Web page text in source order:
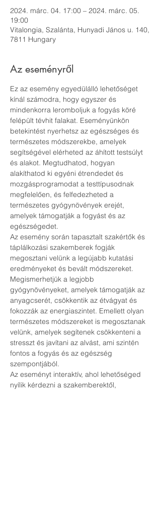
2024. márc. 04. 17:00 – 2024. márc. 05.
19:00
Vitalongia, Szalánta, Hunyadi János u. 140,
7811 Hungary
Az eseményről
Ez az esemény egyedülálló lehetőséget
kínál számodra, hogy egyszer és
mindenkorra leromboljuk a fogyás köré
felépült tévhit falakat. Eseményünkön
betekintést nyerhetsz az egészséges és
természetes módszerekbe, amelyek
segítségével elérheted az áhított testsúlyt
és alakot. Megtudhatod, hogyan
alakíthatod ki egyéni étrendedet és
mozgásprogramodat a testtípusodnak
megfelelően, és felfedezheted a
természetes gyógynövények erejét,
amelyek támogatják a fogyást és az
egészségedet.
Az esemény során tapasztalt szakértők és
táplálkozási szakemberek fogják
megosztani velünk a legújabb kutatási
eredményeket és bevált módszereket.
Megismerhetjük a legjobb
gyógynövényeket, amelyek támogatják az
anyagcserét, csökkentik az étvágyat és
fokozzák az energiaszintet. Emellett olyan
természetes módszereket is megosztanak
velünk, amelyek segítenek csökkenteni a
stresszt és javítani az alvást, ami szintén
fontos a fogyás és az egészség
szempontjából.
Az eseményt interaktív, ahol lehetőséged
nyílik kérdezni a szakemberektől,